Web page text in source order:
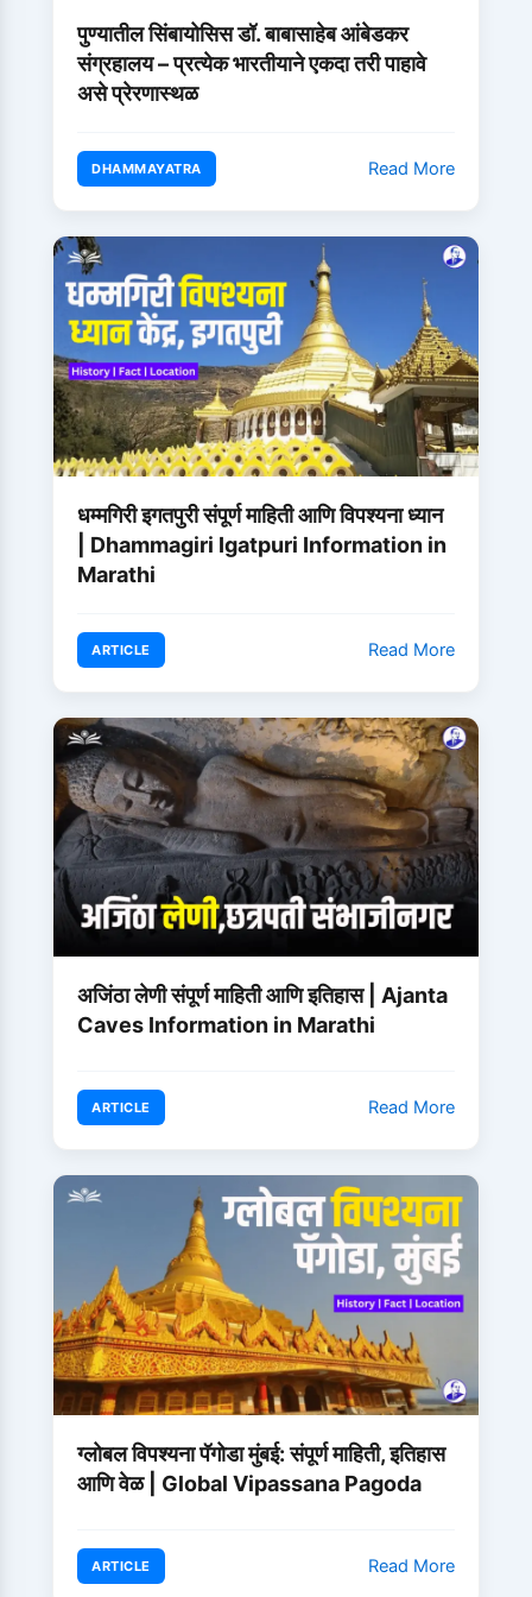
पुण्यातील सिंबायोसिस डॉ. बाबासाहेब आंबेडकर
संग्रहालय – प्रत्येक भारतीयाने एकदा तरी पाहावे
असे प्रेरणास्थळ
DHAMMAYATRA Read More
धम्मगिरी इगतपुरी संपूर्ण माहिती आणि विपश्यना ध्यान
| Dhammagiri Igatpuri Information in
Marathi
ARTICLE Read More
अजिंठा लेणी संपूर्ण माहिती आणि इतिहास | Ajanta
Caves Information in Marathi
ARTICLE Read More
ग्लोबल विपश्यना पॅगोडा मुंबई: संपूर्ण माहिती, इतिहास
आणि वेळ | Global Vipassana Pagoda
ARTICLE Read More